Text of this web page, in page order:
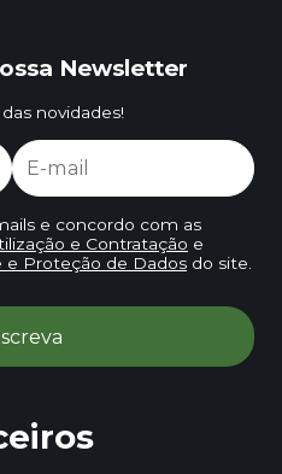
Newsletter
novidades!
e concordo com as
e Contratação e
e Proteção de Dadosdo site.